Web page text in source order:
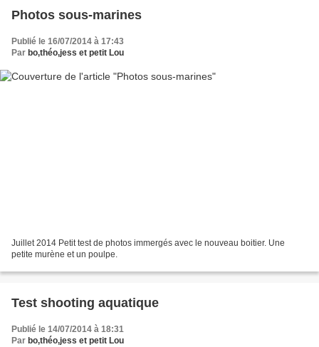
Photos sous-marines
Publié le 16/07/2014 à 17:43
Par bo,théo,jess et petit Lou
Juillet 2014 Petit test de photos immergés avec le nouveau boitier. Une
petite murène et un poulpe.
Test shooting aquatique
Publié le 14/07/2014 à 18:31
Par bo,théo,jess et petit Lou